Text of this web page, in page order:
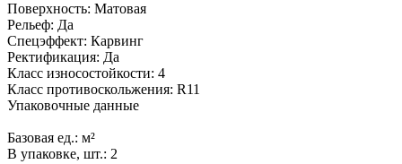
Поверхность: Матовая
Рельеф: Да
Спецэффект: Карвинг
Ректификация: Да
Класс износостойкости: 4
Класс противоскольжения: R11
Упаковочные данные
Базовая ед.: м²
В упаковке, шт.: 2